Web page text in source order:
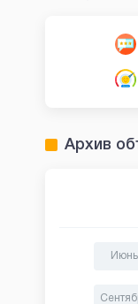
Архив
Июнь